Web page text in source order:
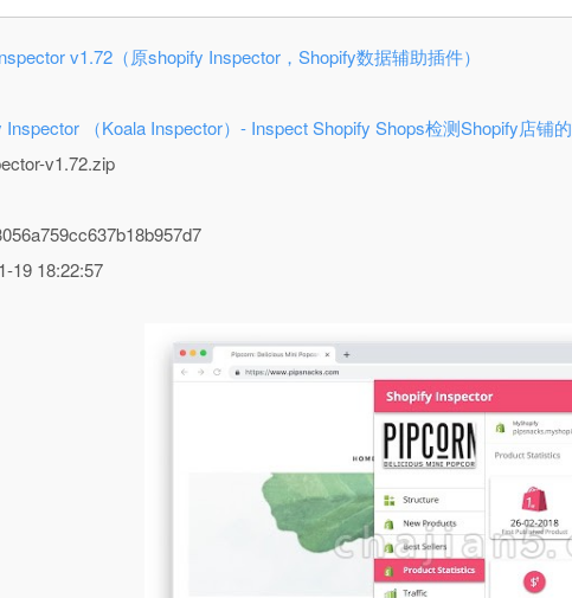
v1.72（原shopify Inspector，Shopify数据辅助插件）
Inspector （Koala Inspector）- Inspect Shopify Shops检测Shopify店铺
v1.72.zip
19 18:22:57